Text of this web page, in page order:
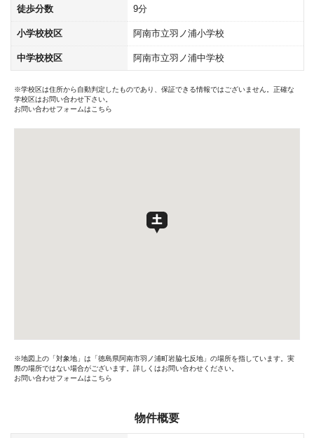
徒歩分数 9分
小学校校区 阿南市立羽ノ浦小学校
中学校校区 阿南市立羽ノ浦中学校
※学校区は住所から自動判定したものであり、保証できる情報ではございません。正確な
学校区はお問い合わせ下さい。
お問い合わせフォームはこちら
※地図上の「対象地」は「徳島県阿南市羽ノ浦町岩脇七反地」の場所を指しています。実
際の場所ではない場合がございます。詳しくはお問い合わせください。
お問い合わせフォームはこちら
物件概要